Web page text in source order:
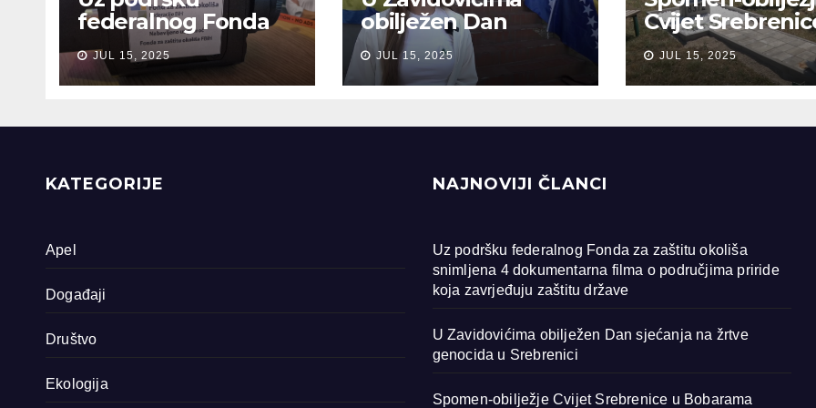
federalnog Fonda
za zaštitu okoliša
snimljena 4
dokumentarna
priride koja
države
JUL 15, 2025
obilježen Dan
sjećanja na žrtve
genocida u
Srebrenici
JUL 15, 2025
Cvijet
Bobarama
JUL 15, 2025
KATEGORIJE
Apel
Događaji
Društvo
Ekologija
NAJNOVIJI ČLANCI
Uz podršku federalnog Fonda za zaštitu okoliša
snimljena 4 dokumentarna filma o područjima priride
koja zavrjeđuju zaštitu države
U Zavidovićima obilježen Dan sjećanja na žrtve
genocida u Srebrenici
Spomen-obilježje Cvijet Srebrenice u Bobarama